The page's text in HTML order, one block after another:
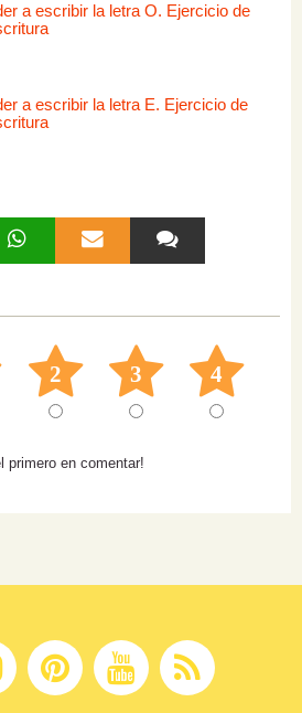
a escribir la letra O. Ejercicio de
a escribir la letra E. Ejercicio de
2 3 4
primero en comentar!